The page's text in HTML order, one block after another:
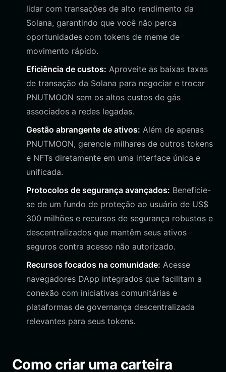
lidar com transações de alto rendimento da
Solana, garantindo que você não perca
oportunidades com tokens de meme de
movimento rápido.
Eficiência de custos: Aproveite as baixas taxas
de transação da Solana para negociar e trocar
PNUTMOON sem os altos custos de gás
associados a redes legadas.
Gestão abrangente de ativos: Além de apenas
PNUTMOON, gerencie milhares de outros tokens
e NFTs diretamente em uma interface única e
unificada.
Protocolos de segurança avançados: Beneficie-
se de um fundo de proteção ao usuário de US$
300 milhões e recursos de segurança robustos e
descentralizados que mantêm seus ativos
seguros contra acesso não autorizado.
Recursos focados na comunidade: Acesse
navegadores DApp integrados que facilitam a
conexão com iniciativas comunitárias e
plataformas de governança descentralizada
relevantes para seus tokens.
Como criar uma carteira